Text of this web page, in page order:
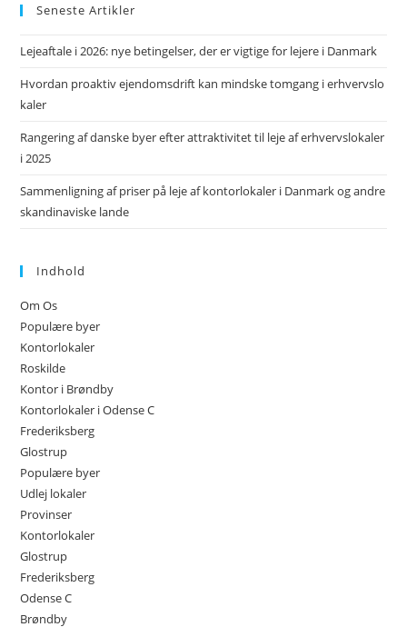
Seneste Artikler
Lejeaftale i 2026: nye betingelser, der er vigtige for lejere i Danmark
Hvordan proaktiv ejendomsdrift kan mindske tomgang i erhvervslo
kaler
Rangering af danske byer efter attraktivitet til leje af erhvervslokaler
i 2025
Sammenligning af priser på leje af kontorlokaler i Danmark og andre
skandinaviske lande
Indhold
Om Os
Populære byer
Kontorlokaler
Roskilde
Kontor i Brøndby
Kontorlokaler i Odense C
Frederiksberg
Glostrup
Populære byer
Udlej lokaler
Provinser
Kontorlokaler
Glostrup
Frederiksberg
Odense C
Brøndby